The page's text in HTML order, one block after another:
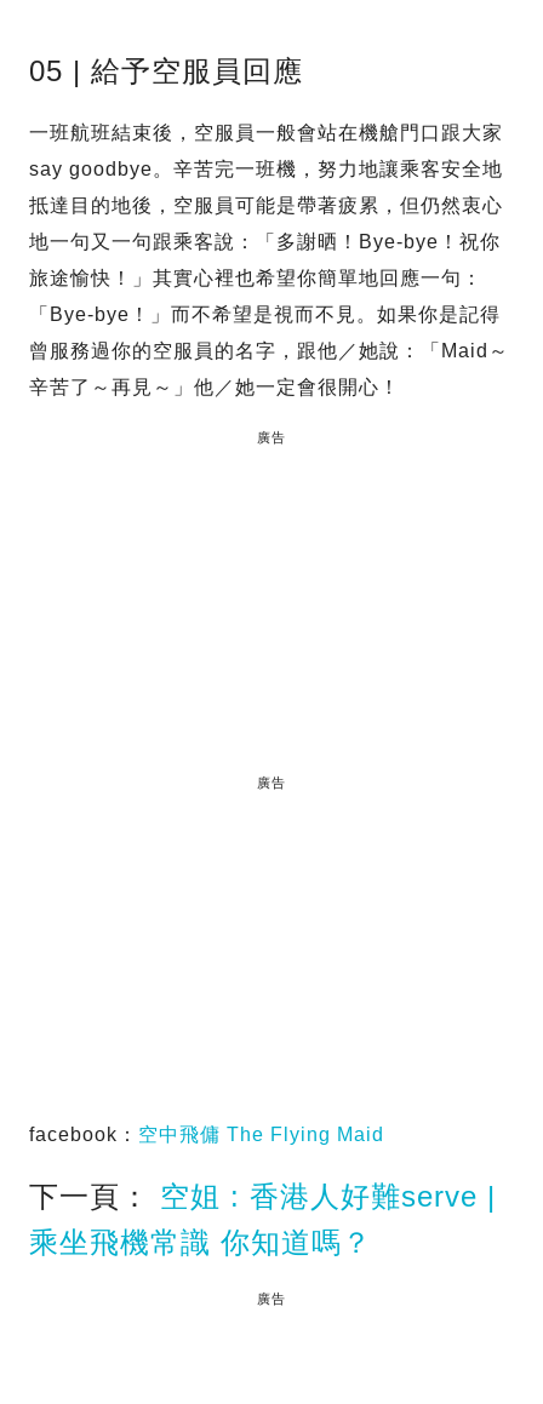
05 | 給予空服員回應
一班航班結束後，空服員一般會站在機艙門口跟大家
say goodbye。辛苦完一班機，努力地讓乘客安全地
抵達目的地後，空服員可能是帶著疲累，但仍然衷心
地一句又一句跟乘客說：「多謝晒！Bye-bye！祝你
旅途愉快！」其實心裡也希望你簡單地回應一句：
「Bye-bye！」而不希望是視而不見。如果你是記得
曾服務過你的空服員的名字，跟他／她說：「Maid～
辛苦了～再見～」他／她一定會很開心！
廣告
廣告
facebook： 空中飛傭 The Flying Maid
下一頁：
空姐 : 香港人好難serve |
乘坐飛機常識 你知道嗎？
廣告